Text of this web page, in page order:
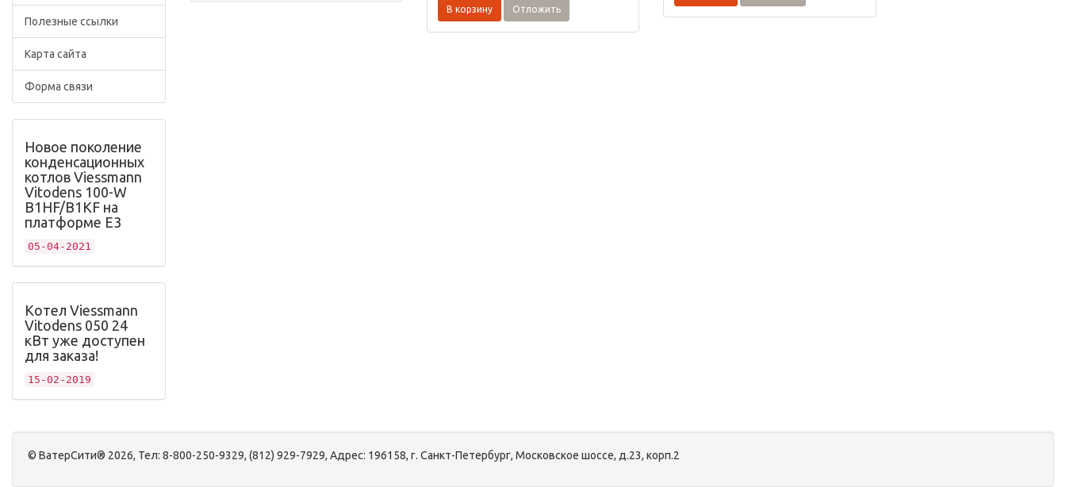
Полезные ссылки
Карта сайта
Форма связи
Новое поколение
конденсационных
котлов Viessmann
Vitodens 100-W
B1HF/B1KF на
платформе Е3
05-04-2021
Котел Viessmann
Vitodens 050 24
кВт уже доступен
для заказа!
15-02-2019
В корзину Отложить
© ВатерСити® 2026, Тел: 8-800-250-9329, (812) 929-7929, Адрес: 196158, г. Санкт-Петербург, Московское шоссе, д.23, корп.2